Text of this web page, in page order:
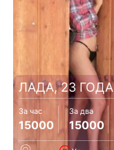
ЛАДА, 23 ГОДА
За час
15000
За два
15000